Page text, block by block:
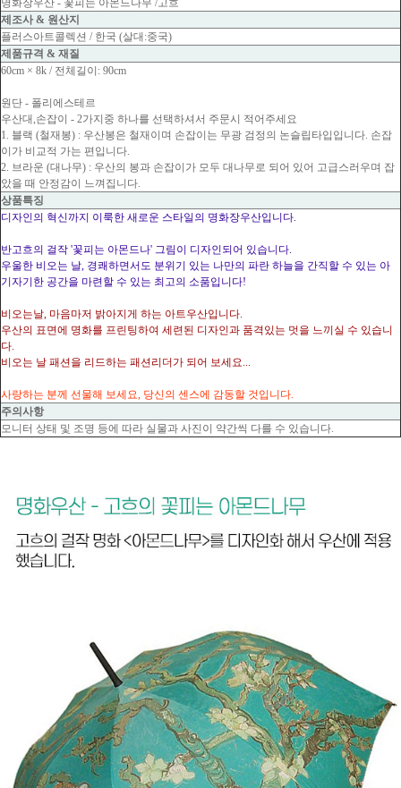
제조사 & 원산지
플러스아트콜렉션 / 한국 (살대:중국)
제품규격 & 재질
60cm × 8k / 전체길이: 90cm
원단 - 폴리에스테르
우산대,손잡이 - 2가지중 하나를 선택하셔서 주문시 적어주세요
1. 블랙 (철재봉) : 우산봉은 철재이며 손잡이는 무광 검정의 논슬립타입입니다. 손잡
이가 비교적 가는 편입니다.
2. 브라운 (대나무) : 우산의 봉과 손잡이가 모두 대나무로 되어 있어 고급스러우며 잡
았을 때 안정감이 느껴집니다.
상품특징
디자인의 혁신까지 이룩한 새로운 스타일의 명화장우산입니다.
반고흐의 걸작 '꽃피는 아몬드나' 그림이 디자인되어 있습니다.
우울한 비오는 날, 경쾌하면서도 분위기 있는 나만의 파란 하늘을 간직할 수 있는 아
기자기한 공간을 마련할 수 있는 최고의 소품입니다!
비오는날, 마음마저 밝아지게 하는 아트우산입니다.
우산의 표면에 명화를 프린팅하여 세련된 디자인과 품격있는 멋을 느끼실 수 있습니
다.
비오는 날 패션을 리드하는 패션리더가 되어 보세요...
사랑하는 분께 선물해 보세요, 당신의 센스에 감동할 것입니다.
주의사항
모니터 상태 및 조명 등에 따라 실물과 사진이 약간씩 다를 수 있습니다.